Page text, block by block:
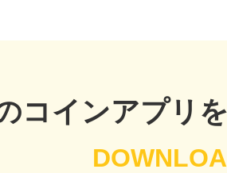
コインアプリ
鴻巣